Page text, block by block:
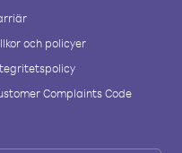
och policyer
Complaints Code